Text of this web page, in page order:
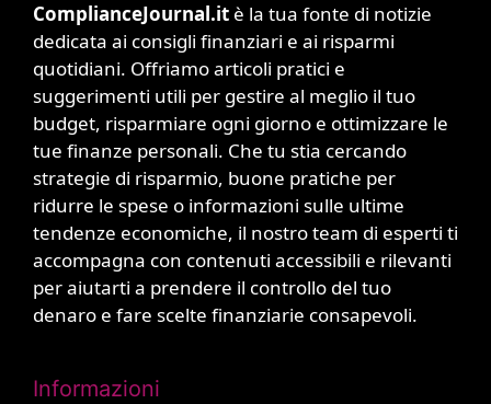
ComplianceJournal.it è la tua fonte di notizie
dedicata ai consigli finanziari e ai risparmi
quotidiani. Offriamo articoli pratici e
suggerimenti utili per gestire al meglio il tuo
budget, risparmiare ogni giorno e ottimizzare le
tue finanze personali. Che tu stia cercando
strategie di risparmio, buone pratiche per
ridurre le spese o informazioni sulle ultime
tendenze economiche, il nostro team di esperti ti
accompagna con contenuti accessibili e rilevanti
per aiutarti a prendere il controllo del tuo
denaro e fare scelte finanziarie consapevoli.
Informazioni